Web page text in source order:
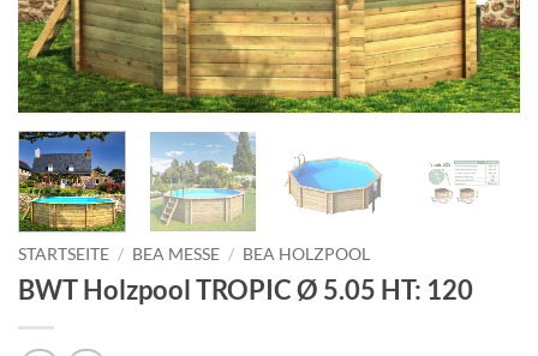
STARTSEITE / BEA MESSE / BEA HOLZPOOL
BWT Holzpool TROPIC Ø 5.05 HT: 120